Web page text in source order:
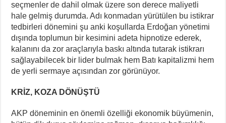
seçmenler de dahil olmak üzere son derece maliyetli
hale gelmiş durumda. Adı konmadan yürütülen bu istikrar
tedbirleri dönemini şu anki koşullarda Erdoğan yönetimi
dışında toplumun bir kesimini adeta hipnotize ederek,
kalanını da zor araçlarıyla baskı altında tutarak istikrarı
sağlayabilecek bir lider bulmak hem Batı kapitalizmi hem
de yerli sermaye açısından zor görünüyor.
KRİZ, KOZA DÖNÜŞTÜ
AKP döneminin en önemli özelliği ekonomik büyümenin,